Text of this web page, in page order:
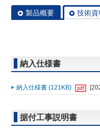
製品概要 技術資
納入仕様書
納入仕様書 (121KB)
据付工事説明書